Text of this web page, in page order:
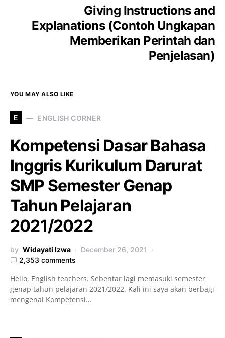
Giving Instructions and
Explanations (Contoh Ungkapan
Memberikan Perintah dan
Penjelasan)
YOU MAY ALSO LIKE
E ENGLISH CORNER
Kompetensi Dasar Bahasa
Inggris Kurikulum Darurat
SMP Semester Genap
Tahun Pelajaran
2021/2022
by Widayati Izwa
December 26, 2021
2,353 comments
Hello, English teachers. Sebentar lagi memasuki semester
genap tahun pelajaran 2021/2022. Kali ini saya akan berbagi
mengenai Kompetensi…